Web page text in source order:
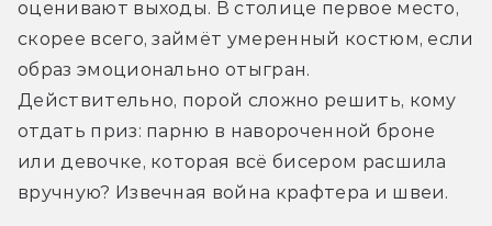
оценивают выходы. В столице первое место,
скорее всего, займёт умеренный костюм, если
образ эмоционально отыгран.
Действительно, порой сложно решить, кому
отдать приз: парню в навороченной броне
или девочке, которая всё бисером расшила
вручную? Извечная война крафтера и швеи.